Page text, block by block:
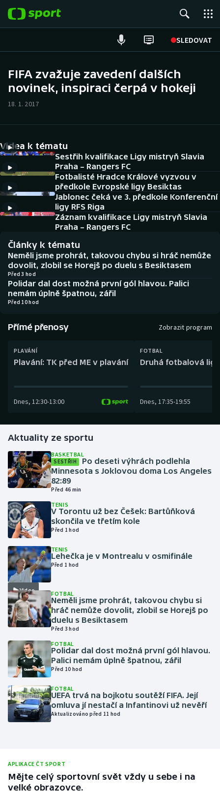
SLEDOVAT
Hokej
Cyklistika
DALŠÍ SPORTY
Americký fotbal
Baseball a softbal
Basketbal
Biatlon
Boby a skeleton
Box
Curling
Golf
Gymnastika
Házená
Jezdectví
Judo
Krasobruslení
Lezení
Lyže a snowboard
Moderní pětiboj
Motorsport
Olympijské hry
Parasport
Plavání
NEPŘEHLÉDNĚTE
Historické návraty
Aplikace ČT sport
AZ kvíz
FIFA zvažuje zavedení dalších
novinek, inspiraci čerpá v hokeji
18. 1. 2017
Videa k tématu
Sestřih kvalifikace Ligy mistryň Slavia
Praha – Rangers FC
Fotbalisté Hradce Králové vyzvou v
předkole Evropské ligy Besiktas
Jablonec čeká ve 3. předkole Konferenční
ligy RFS Riga
Záznam kvalifikace Ligy mistryň Slavia
Praha – Rangers FC
Články k tématu
Neměli jsme prohrát, takovou chybu si hráč nemůže
dovolit, zlobil se Horejš po duelu s Besiktasem
Před 3 hod
Polidar dal dost možná první gól hlavou. Palici
nemám úplně špatnou, zářil
Před 10 hod
Přímé přenosy Zobrazit program
PLAVÁNÍ
Plavání: TK před ME v plavání
Dnes, 12:30-13:00
FOTBAL
Druhá fotbalová
Dnes, 17:35-19:55
Aktuality ze sportu
BASKETBAL
SESTŘIH
Po deseti výhrách podlehla
Minnesota s Joklovou doma Los Angeles
82:89
Před 46 min
TENIS
V Torontu už bez Češek: Bartůňková
skončila ve třetím kole
Před 1 hod
Video
TENIS
Lehečka je v Montrealu v osmifinále
Před 1 hod
FOTBAL
Neměli jsme prohrát, takovou chybu si
hráč nemůže dovolit, zlobil se Horejš po
duelu s Besiktasem
Před 3 hod
FOTBAL
Polidar dal dost možná první gól hlavou.
Palici nemám úplně špatnou, zářil
Před 10 hod
FOTBAL
UEFA trvá na bojkotu soutěží FIFA. Její
omluva jí nestačí a Infantinovi už nevěří
Aktualizováno před 11 hod
APLIKACE ČT SPORT
Mějte celý sportovní svět vždy u sebe i na
velké obrazovce.